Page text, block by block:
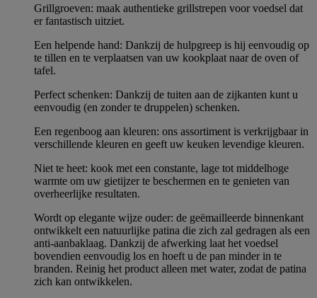
Grillgroeven: maak authentieke grillstrepen voor voedsel dat
er fantastisch uitziet.
Een helpende hand: Dankzij de hulpgreep is hij eenvoudig op
te tillen en te verplaatsen van uw kookplaat naar de oven of
tafel.
Perfect schenken: Dankzij de tuiten aan de zijkanten kunt u
eenvoudig (en zonder te druppelen) schenken.
Een regenboog aan kleuren: ons assortiment is verkrijgbaar in
verschillende kleuren en geeft uw keuken levendige kleuren.
Niet te heet: kook met een constante, lage tot middelhoge
warmte om uw gietijzer te beschermen en te genieten van
overheerlijke resultaten.
Wordt op elegante wijze ouder: de geëmailleerde binnenkant
ontwikkelt een natuurlijke patina die zich zal gedragen als een
anti-aanbaklaag. Dankzij de afwerking laat het voedsel
bovendien eenvoudig los en hoeft u de pan minder in te
branden. Reinig het product alleen met water, zodat de patina
zich kan ontwikkelen.